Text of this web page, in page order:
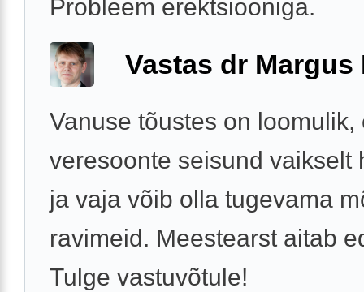
Probleem erektsiooniga.
Vastas dr Margus
Vanuse tõustes on loomulik,
veresoonte seisund vaikselt
ja vaja võib olla tugevama
ravimeid. Meestearst aitab
Tulge vastuvõtule!